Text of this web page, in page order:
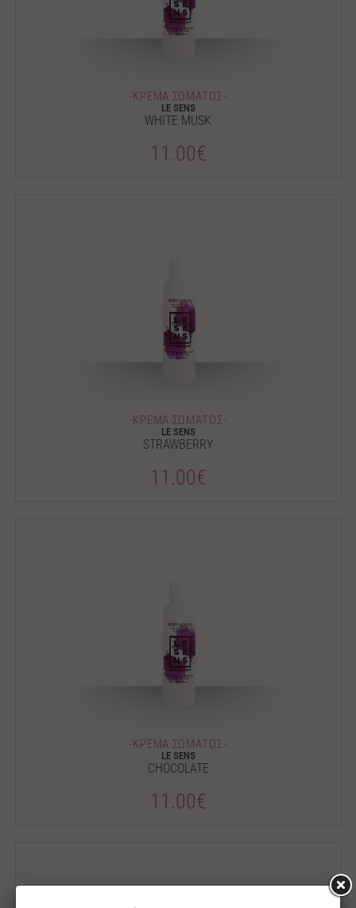
-ΚΡΕΜΑ ΣΩΜΑΤΟΣ-
LE SENS
WHITE MUSK
11.00€
-ΚΡΕΜΑ ΣΩΜΑΤΟΣ-
LE SENS
STRAWBERRY
11.00€
-ΚΡΕΜΑ ΣΩΜΑΤΟΣ-
LE SENS
CHOCOLATE
11.00€